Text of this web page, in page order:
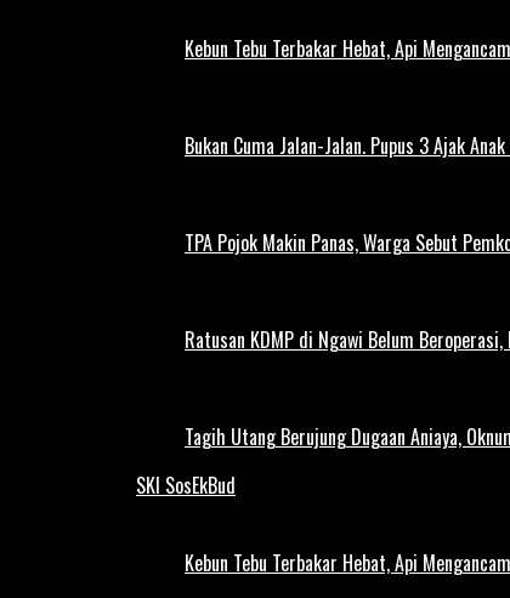
Kebun Tebu Terbakar Hebat, Api
Bukan Cuma Jalan-Jalan. Pupus 3 Ajak
TPA Pojok Makin Panas, Warga Sebut
Ratusan KDMP di Ngawi Belum
Tagih Utang Berujung Dugaan Aniaya,
SKI SosEkBud
Kebun Tebu Terbakar Hebat, Api